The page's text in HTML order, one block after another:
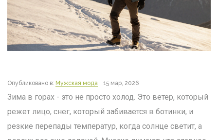
Опубликовано в: Мужская мода 15 мар, 2026
Зима в горах - это не просто холод. Это ветер, который
режет лицо, снег, который забивается в ботинки, и
резкие перепады температур, когда солнце светит, а